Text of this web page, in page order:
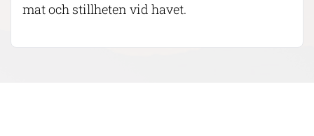
mat och stillheten vid havet.